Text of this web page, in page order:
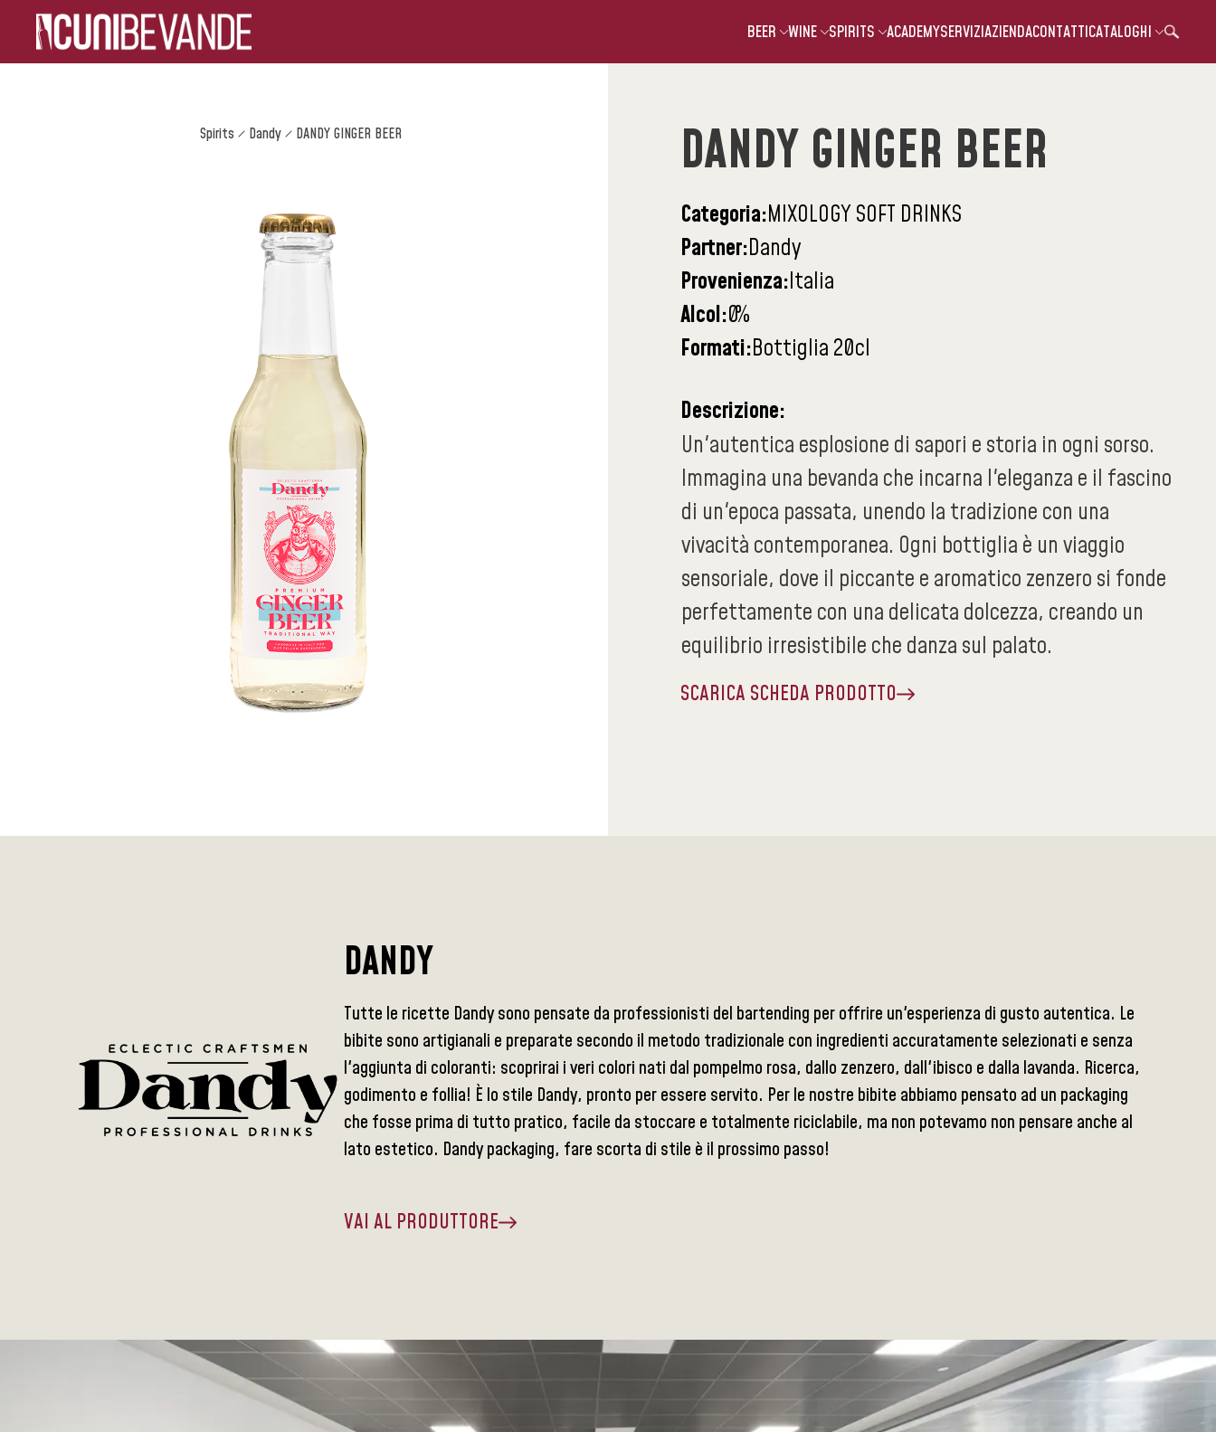
BEER WINE SPIRITS ACADEMYSERVIZIAZIENDACONTATTICATALOGHI
Spirits Dandy DANDY GINGER BEER DANDY GINGER BEER
Categoria:MIXOLOGY SOFT DRINKS
Partner:Dandy
Provenienza:Italia
Alcol:0%
Formati:Bottiglia 20cl
Descrizione:
Un'autentica esplosione di sapori e storia in ogni sorso.
Immagina una bevanda che incarna l'eleganza e il fascino
di un'epoca passata, unendo la tradizione con una
vivacità contemporanea. Ogni bottiglia è un viaggio
sensoriale, dove il piccante e aromatico zenzero si fonde
perfettamente con una delicata dolcezza, creando un
equilibrio irresistibile che danza sul palato.
SCARICA SCHEDA PRODOTTO
DANDY
Tutte le ricette Dandy sono pensate da professionisti del bartending per offrire un'esperienza di gusto autentica. Le
bibite sono artigianali e preparate secondo il metodo tradizionale con ingredienti accuratamente selezionati e senza
l'aggiunta di coloranti: scoprirai i veri colori nati dal pompelmo rosa, dallo zenzero, dall'ibisco e dalla lavanda. Ricerca,
godimento e follia! È lo stile Dandy, pronto per essere servito. Per le nostre bibite abbiamo pensato ad un packaging
che fosse prima di tutto pratico, facile da stoccare e totalmente riciclabile, ma non potevamo non pensare anche al
lato estetico. Dandy packaging, fare scorta di stile è il prossimo passo!
VAI AL PRODUTTORE